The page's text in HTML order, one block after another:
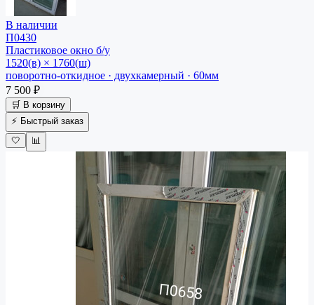
В наличии
П0430
Пластиковое окно б/у
1520(в) × 1760(ш)
поворотно-откидное · двухкамерный · 60мм
7 500 ₽
🛒 В корзину
⚡ Быстрый заказ
🤍
📊